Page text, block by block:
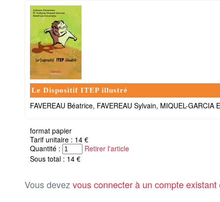
Le Dispositif ITEP illustré
FAVEREAU Béatrice, FAVEREAU Sylvain, MIQUEL-GARCIA
format papier
Tarif unitaire : 14 €
Quantité :
Retirer l'article
Sous total : 14 €
Vous devez vous connecter à un compte existant